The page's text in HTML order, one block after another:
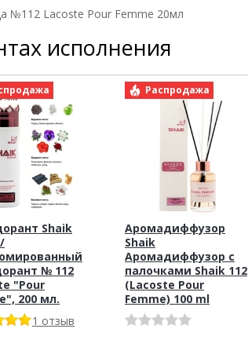
№112 Lacoste Pour Femme 20мл
исполнения
Shaik
№ 112
"Pour
200 мл.
1 отзыв
Распродажа
Аромадиффузор
Shaik
Аромадиффузор с
палочками Shaik 112
(Lacoste Pour
Femme) 100 ml